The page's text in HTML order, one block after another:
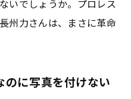
いでしょうか。プロレス
州力さんは、まさに革命
のに写真を付けない